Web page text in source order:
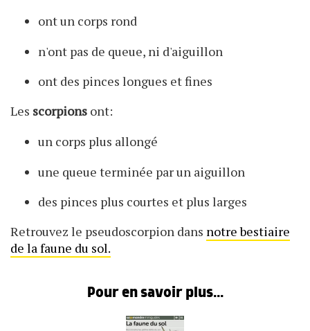
ont un corps rond
n'ont pas de queue, ni d'aiguillon
ont des pinces longues et fines
Les scorpions ont:
un corps plus allongé
une queue terminée par un aiguillon
des pinces plus courtes et plus larges
Retrouvez le pseudoscorpion dans notre bestiaire
de la faune du sol.
Pour en savoir plus...